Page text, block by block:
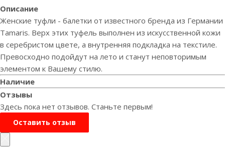
Описание
Женские туфли - балетки от известного бренда из Германии
Tamaris. Верх этих туфель выполнен из искусственной кожи
в серебристом цвете, а внутренняя подкладка на текстиле.
Превосходно подойдут на лето и станут неповторимым
элементом к Вашему стилю.
Наличие
Отзывы
Здесь пока нет отзывов. Станьте первым!
Оставить отзыв